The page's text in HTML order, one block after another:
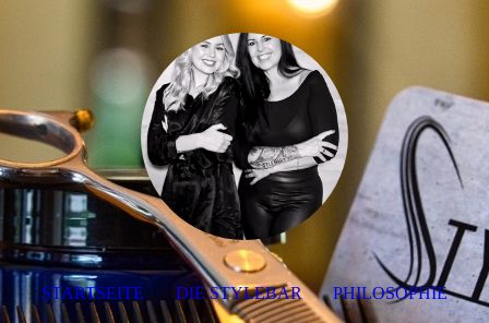
STARTSEITE DIE STYLEBAR PHILOSOPHIE